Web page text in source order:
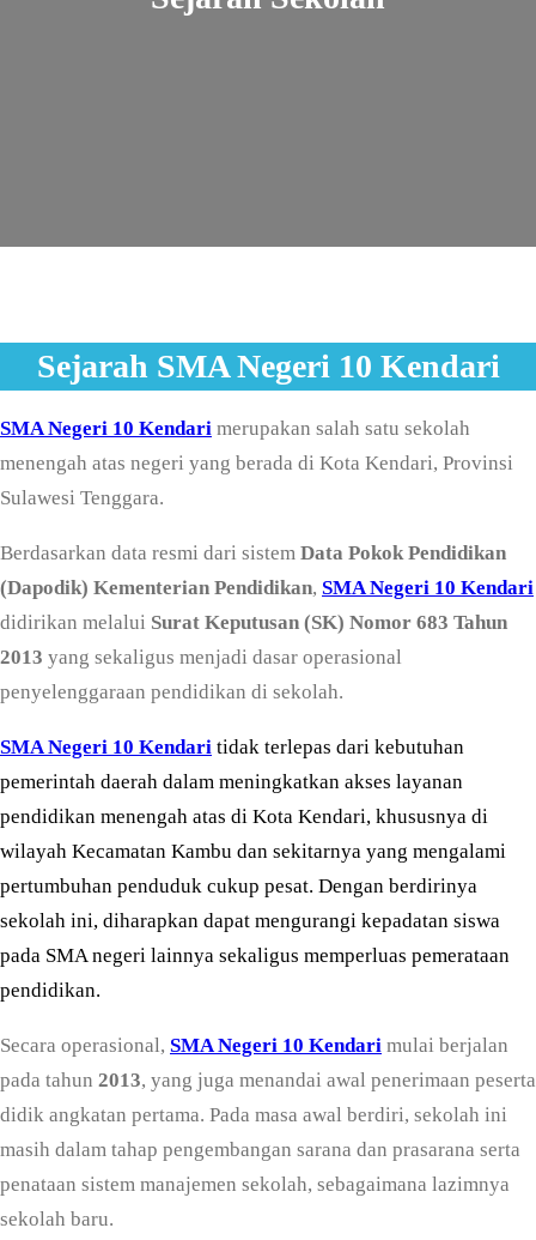
Sejarah SMA Negeri 10 Kendari
SMA Negeri 10 Kendari merupakan salah satu sekolah
menengah atas negeri yang berada di Kota Kendari, Provinsi
Sulawesi Tenggara.
Berdasarkan data resmi dari sistem Data Pokok Pendidikan
(Dapodik) Kementerian Pendidikan, SMA Negeri 10 Kendari
didirikan melalui Surat Keputusan (SK) Nomor 683 Tahun
2013 yang sekaligus menjadi dasar operasional
penyelenggaraan pendidikan di sekolah.
SMA Negeri 10 Kendari tidak terlepas dari kebutuhan
pemerintah daerah dalam meningkatkan akses layanan
pendidikan menengah atas di Kota Kendari, khususnya di
wilayah Kecamatan Kambu dan sekitarnya yang mengalami
pertumbuhan penduduk cukup pesat. Dengan berdirinya
sekolah ini, diharapkan dapat mengurangi kepadatan siswa
pada SMA negeri lainnya sekaligus memperluas pemerataan
pendidikan.
Secara operasional, SMA Negeri 10 Kendari mulai berjalan
pada tahun 2013, yang juga menandai awal penerimaan peserta
didik angkatan pertama. Pada masa awal berdiri, sekolah ini
masih dalam tahap pengembangan sarana dan prasarana serta
penataan sistem manajemen sekolah, sebagaimana lazimnya
sekolah baru.